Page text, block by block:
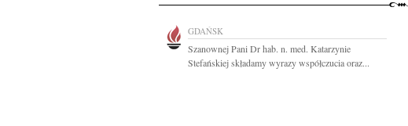
GDAŃSK
Szanownej Pani Dr hab. n. med. Katarzynie
Stefańskiej składamy wyrazy współczucia oraz...